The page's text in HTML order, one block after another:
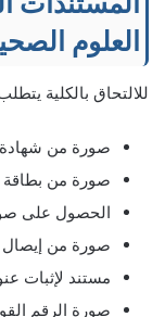
العلوم
للالتحاق بالكلية
صورة من شهادة
صورة من بطاقة
الحصول على
صورة من إيصال
مستند لإثبات
صورة الرقم